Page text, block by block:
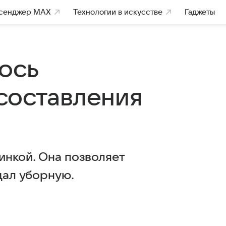
MAX Технологии в искусстве Гаджеты
Она позволяет
уборную.